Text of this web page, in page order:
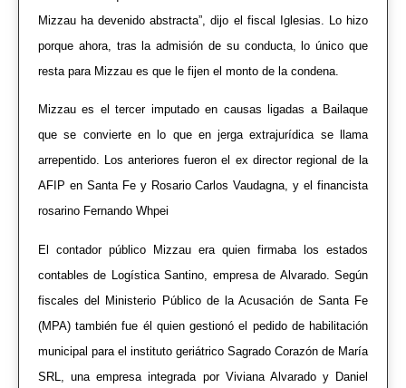
Mizzau ha devenido abstracta”, dijo el fiscal Iglesias. Lo hizo
porque ahora, tras la admisión de su conducta, lo único que
resta para Mizzau es que le fijen el monto de la condena.
Mizzau es el tercer imputado en causas ligadas a Bailaque
que se convierte en lo que en jerga extrajurídica se llama
arrepentido. Los anteriores fueron el ex director regional de la
AFIP en Santa Fe y Rosario Carlos Vaudagna, y el financista
rosarino Fernando Whpei
El contador público Mizzau era quien firmaba los estados
contables de Logística Santino, empresa de Alvarado. Según
fiscales del Ministerio Público de la Acusación de Santa Fe
(MPA) también fue él quien gestionó el pedido de habilitación
municipal para el instituto geriátrico Sagrado Corazón de María
SRL, una empresa integrada por Viviana Alvarado y Daniel